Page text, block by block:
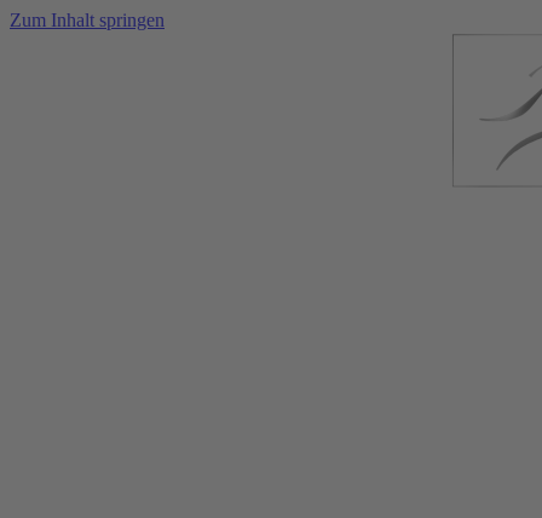
Zum Inhalt springen